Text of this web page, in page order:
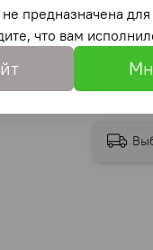
предназначена
что вам